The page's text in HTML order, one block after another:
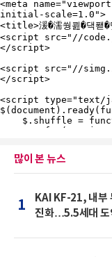
많이 본 뉴스
1
KAI KF-21, 내부
진화…5.5세대 도